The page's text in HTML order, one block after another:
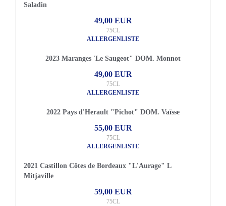
Saladin
49,00 EUR
75CL
ALLERGENLISTE
2023 Maranges 'Le Saugeot" DOM. Monnot
49,00 EUR
75CL
ALLERGENLISTE
2022 Pays d'Herault "Pichot" DOM. Vaïsse
55,00 EUR
75CL
ALLERGENLISTE
2021 Castillon Côtes de Bordeaux "L'Aurage" L
Mitjaville
59,00 EUR
75CL